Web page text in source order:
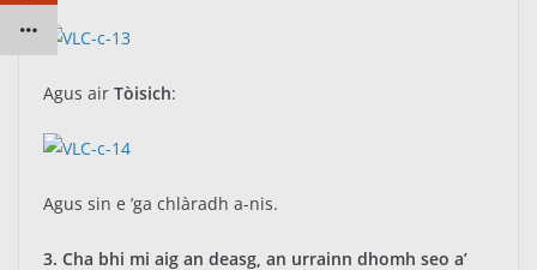
Agus air Tòisich:
Agus sin e ’ga chlàradh a-nis.
3. Cha bhi mi aig an deasg, an urrainn dhomh seo a’